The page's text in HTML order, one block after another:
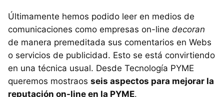
Últimamente hemos podido leer en medios de
comunicaciones como empresas on-line decoran
de manera premeditada sus comentarios en Webs
o servicios de publicidad. Esto se está convirtiendo
en una técnica usual. Desde Tecnología PYME
queremos mostraos seis aspectos para mejorar la
reputación on-line en la PYME.